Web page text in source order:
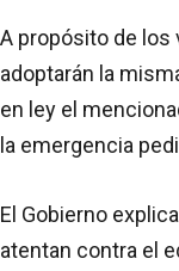
A propósito de los
adoptarán la
en ley el
la emergencia
El Gobierno
atentan contra el